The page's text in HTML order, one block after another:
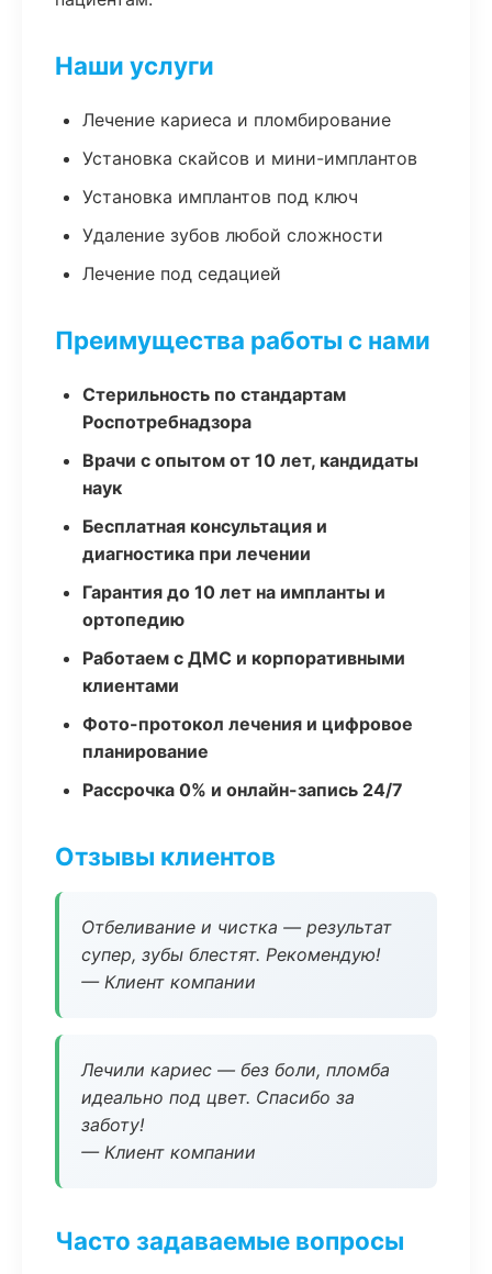
Наши услуги
Лечение кариеса и пломбирование
Установка скайсов и мини-имплантов
Установка имплантов под ключ
Удаление зубов любой сложности
Лечение под седацией
Преимущества работы с нами
Стерильность по стандартам
Роспотребнадзора
Врачи с опытом от 10 лет, кандидаты
наук
Бесплатная консультация и
диагностика при лечении
Гарантия до 10 лет на импланты и
ортопедию
Работаем с ДМС и корпоративными
клиентами
Фото-протокол лечения и цифровое
планирование
Рассрочка 0% и онлайн-запись 24/7
Отзывы клиентов
Отбеливание и чистка — результат
супер, зубы блестят. Рекомендую!
— Клиент компании
Лечили кариес — без боли, пломба
идеально под цвет. Спасибо за
заботу!
— Клиент компании
Часто задаваемые вопросы